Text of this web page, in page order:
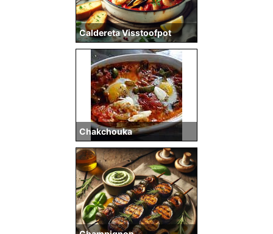
Caldereta Visstoofpot
Chakchouka